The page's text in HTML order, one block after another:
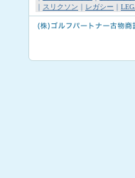
｜ スリクソン ｜ レガシー ｜